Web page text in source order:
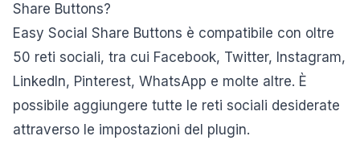
Share Buttons?
Easy Social Share Buttons è compatibile con oltre
50 reti sociali, tra cui Facebook, Twitter, Instagram,
LinkedIn, Pinterest, WhatsApp e molte altre. È
possibile aggiungere tutte le reti sociali desiderate
attraverso le impostazioni del plugin.